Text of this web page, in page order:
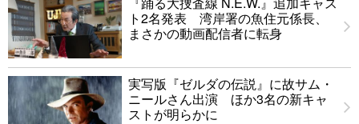
ト2名発表 湾岸署の魚住元係長、
まさかの動画配信者に転身
実写版『ゼルダの伝説』に故サム・
ニールさん出演 ほか3名の新キャ
ストが明らかに